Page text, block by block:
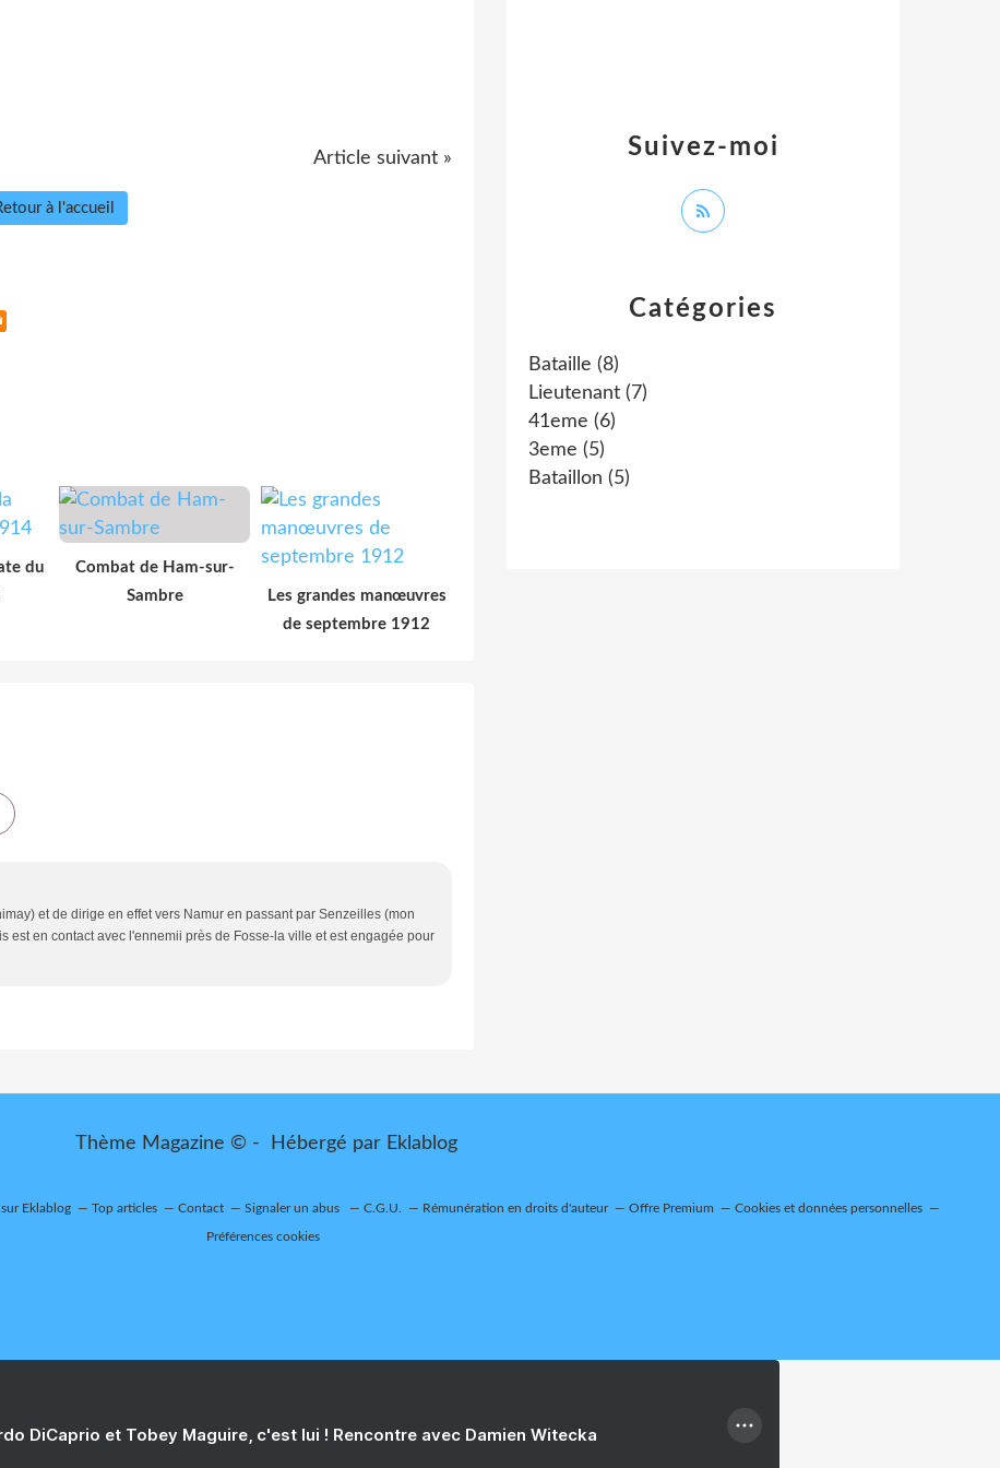
Article suivant »
à l'accueil
du
Combat de Ham-sur-
Sambre
Les grandes manœuvres
de septembre 1912
et de dirige en effet vers Namur en passant par Senzeilles (mon
est en contact avec l'ennemii près de Fosse-la ville et est engagée pour
Catégories
Bataille (8)
Lieutenant (7)
41eme (6)
3eme (5)
Bataillon (5)
Suivez-moi
Thème Magazine © - Hébergé par Eklablog
Eklablog Top articles Contact Signaler un abus C.G.U. Rémunération en droits d'auteur Offre Premium Cookies et données personnelles
Préférences cookies
DiCaprio et Tobey Maguire, c'est lui ! Rencontre avec Damien Witecka